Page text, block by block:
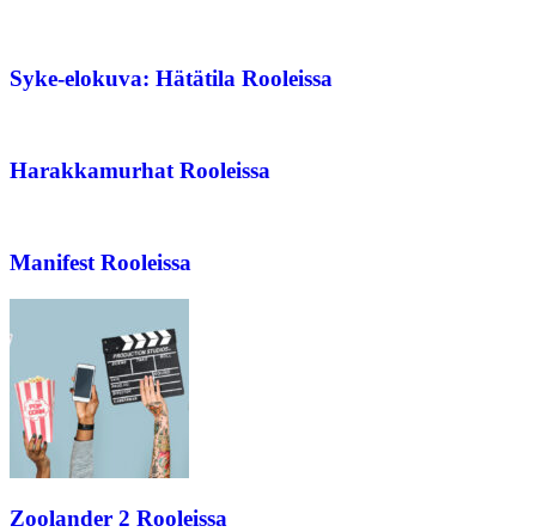
Syke-elokuva: Hätätila Rooleissa
Harakkamurhat Rooleissa
Manifest Rooleissa
Zoolander 2 Rooleissa